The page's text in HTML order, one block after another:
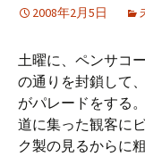
2008年2月5日
土曜に、ペンサコ
の通りを封鎖して
がパレードをする
道に集った観客に
ク製の見るからに